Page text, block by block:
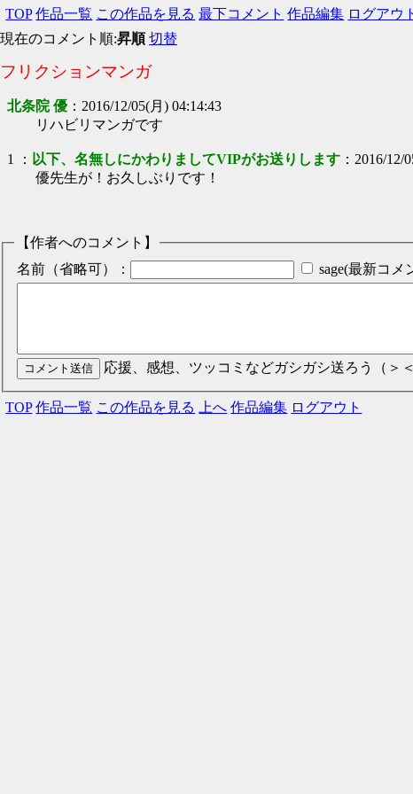
TOP 作品一覧 この作品を見る 最下コメント 作品編集 ログアウ
現在のコメント順:昇順 切替
フリクションマンガ
北条院 優 ： 2016/12/05(月) 04:14:43
リハビリマンガです
1 ： 以下、名無しにかわりましてVIPがお送りします ： 2016/12/
優先生が！お久しぶりです！
【作者へのコメント】
名前（省略可）：
sage(最新コメ
応援、感想、ツッコミなどガシガシ送ろう（＞＜
TOP 作品一覧 この作品を見る 上へ 作品編集 ログアウト